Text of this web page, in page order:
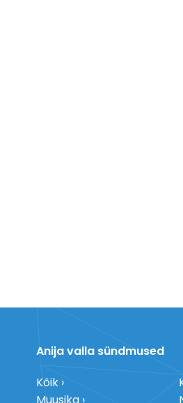
Anija valla sündmused
Kõik